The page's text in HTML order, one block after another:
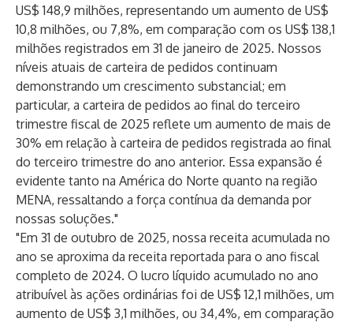
US$ 148,9 milhões, representando um aumento de US$
10,8 milhões, ou 7,8%, em comparação com os US$ 138,1
milhões registrados em 31 de janeiro de 2025. Nossos
níveis atuais de carteira de pedidos continuam
demonstrando um crescimento substancial; em
particular, a carteira de pedidos ao final do terceiro
trimestre fiscal de 2025 reflete um aumento de mais de
30% em relação à carteira de pedidos registrada ao final
do terceiro trimestre do ano anterior. Essa expansão é
evidente tanto na América do Norte quanto na região
MENA, ressaltando a força contínua da demanda por
nossas soluções."
"Em 31 de outubro de 2025, nossa receita acumulada no
ano se aproxima da receita reportada para o ano fiscal
completo de 2024. O lucro líquido acumulado no ano
atribuível às ações ordinárias foi de US$ 12,1 milhões, um
aumento de US$ 3,1 milhões, ou 34,4%, em comparação